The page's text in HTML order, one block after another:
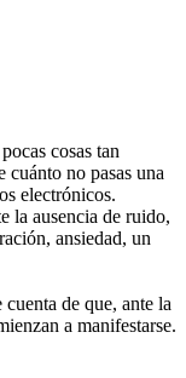
cosas tan
cuánto no pasas una
electrónicos.
la ausencia de ruido,
ansiedad, un
de que, ante la
a manifestarse.